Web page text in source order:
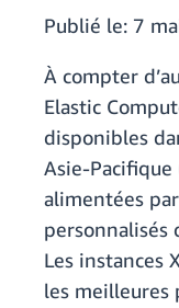
Publié le: 7
À compter
Elastic
disponibles
Asie-Pacifique
alimentées
personnalisés
Les instances
les meilleures